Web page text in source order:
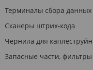
Терминалы сбора данных
Сканеры штрих-кода
Чернила для
Запасные части,